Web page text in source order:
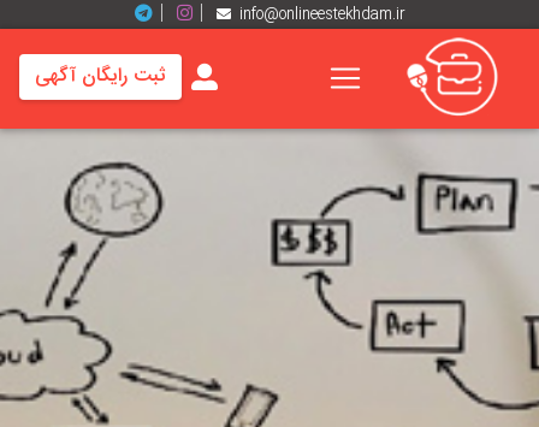
info@onlineestekhdam.ir
خانه
های
شغلی
رزومه
ها
ثبت رایگان آگهی